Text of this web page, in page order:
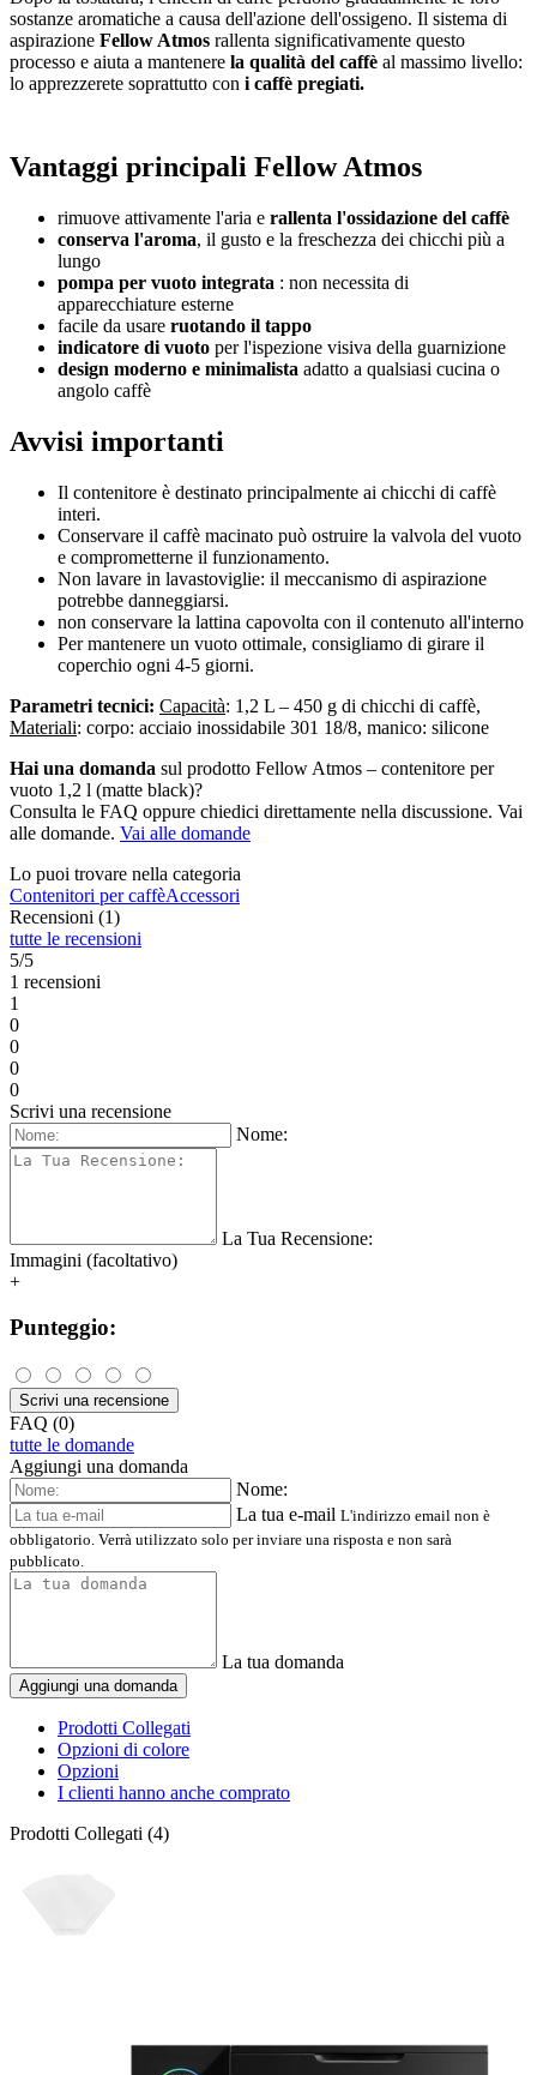
sostanze aromatiche a causa dell'azione dell'ossigeno. Il sistema di
aspirazione Fellow Atmos rallenta significativamente questo
processo e aiuta a mantenere la qualità del caffè al massimo livello:
lo apprezzerete soprattutto con i caffè pregiati.
Vantaggi principali Fellow Atmos
rimuove attivamente l'aria e rallenta l'ossidazione del caffè
conserva l'aroma, il gusto e la freschezza dei chicchi più a
lungo
pompa per vuoto integrata : non necessita di
apparecchiature esterne
facile da usare ruotando il tappo
indicatore di vuoto per l'ispezione visiva della guarnizione
design moderno e minimalista adatto a qualsiasi cucina o
angolo caffè
Avvisi importanti
Il contenitore è destinato principalmente ai chicchi di caffè
interi.
Conservare il caffè macinato può ostruire la valvola del vuoto
e comprometterne il funzionamento.
Non lavare in lavastoviglie: il meccanismo di aspirazione
potrebbe danneggiarsi.
non conservare la lattina capovolta con il contenuto all'interno
Per mantenere un vuoto ottimale, consigliamo di girare il
coperchio ogni 4-5 giorni.
Parametri tecnici: Capacità: 1,2 L – 450 g di chicchi di caffè,
Materiali: corpo: acciaio inossidabile 301 18/8, manico: silicone
Hai una domanda sul prodotto Fellow Atmos – contenitore per
vuoto 1,2 l (matte black)?
Consulta le FAQ oppure chiedici direttamente nella discussione. Vai
alle domande. Vai alle domande
Lo puoi trovare nella categoria
Contenitori per caffèAccessori
Recensioni (1)
tutte le recensioni
5/5
1 recensioni
1
0
0
0
0
Scrivi una recensione
Nome:
La Tua Recensione:
Immagini (facoltativo)
+
Punteggio:
Scrivi una recensione
FAQ (0)
tutte le domande
Aggiungi una domanda
Nome:
La tua e-mail L'indirizzo email non è
obbligatorio. Verrà utilizzato solo per inviare una risposta e non sarà
pubblicato.
La tua domanda
Aggiungi una domanda
Prodotti Collegati
Opzioni di colore
Opzioni
I clienti hanno anche comprato
Prodotti Collegati (4)